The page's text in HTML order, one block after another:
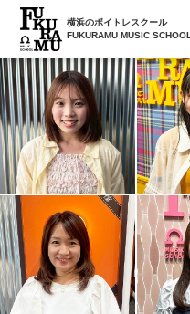
横浜のボイトレスクール
FUKURAMU MUSIC SCHOOL